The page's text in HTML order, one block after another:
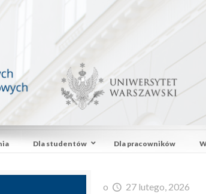
Dla studentów Dla pracowników
o 27 lutego, 2026